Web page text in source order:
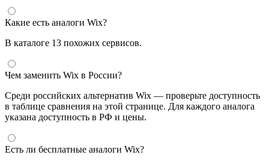
Какие есть аналоги Wix?
В каталоге 13 похожих сервисов.
Чем заменить Wix в России?
Среди российских альтернатив Wix — проверьте доступность
в таблице сравнения на этой странице. Для каждого аналога
указана доступность в РФ и цены.
Есть ли бесплатные аналоги Wix?